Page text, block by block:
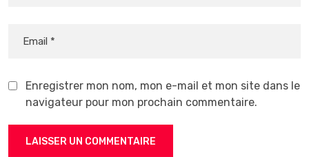
Enregistrer mon nom, mon e-mail et mon site dans le
navigateur pour mon prochain commentaire.